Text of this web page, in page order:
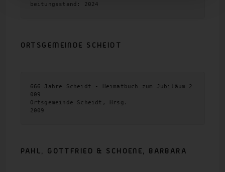
beitungsstand: 2024
ORTSGEMEINDE SCHEIDT
666 Jahre Scheidt - Heimatbuch zum Jubiläum 2
009
Ortsgemeinde Scheidt, Hrsg.
2009
PAHL, GOTTFRIED & SCHOENE, BARBARA